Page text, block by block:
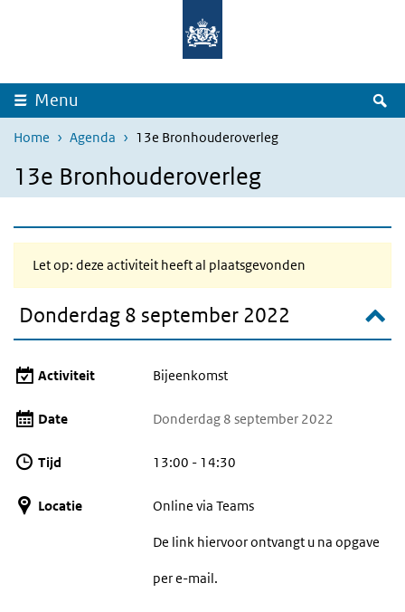
Overslaan en naar de inhoud gaan
Menu
Home Agenda 13e Bronhouderoverleg
13e Bronhouderoverleg
Let op: deze activiteit heeft al plaatsgevonden
Donderdag 8 september 2022
Activiteit Bijeenkomst
Date Donderdag 8 september 2022
Tijd 13:00 - 14:30
Locatie Online via Teams
De link hiervoor ontvangt u na opgave
per e-mail.